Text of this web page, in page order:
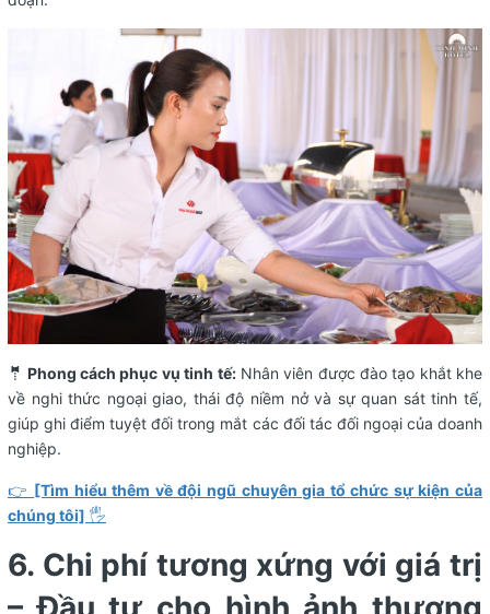
🤵 Phong cách phục vụ tinh tế:Nhân viên được đào tạo khắt khe
về nghi thức ngoại giao, thái độ niềm nở và sự quan sát tinh tế,
giúp ghi điểm tuyệt đối trong mắt các đối tác đối ngoại của doanh
nghiệp.
👉 [Tìm hiểu thêm về đội ngũ chuyên gia tổ chức sự kiện của
chúng tôi] 🖐️
6. Chi phí tương xứng với giá trị